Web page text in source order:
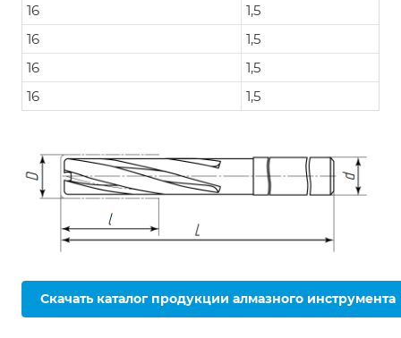
16
1,5
16
1,5
16
1,5
16
1,5
Скачать каталог продукции алмазного инструмента